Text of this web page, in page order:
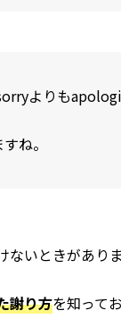
よりも
ね。
いときがありま
謝り方を知って